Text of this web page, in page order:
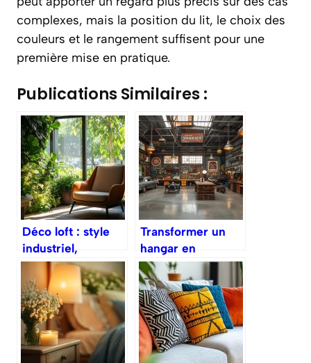
complexes, mais la position du lit, le choix des
couleurs et le rangement suffisent pour une
première mise en pratique.
Publications Similaires :
Déco loft : style
industriel,
matériaux et
inspirations
Transformer un
hangar en
habitation
chaleureuse